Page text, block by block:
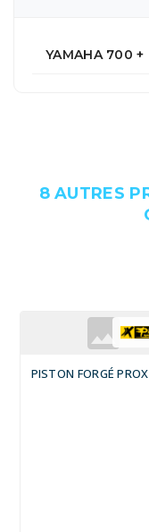
YAMAHA 700 +
8 AUTRES
PISTON FORGÉ PROX